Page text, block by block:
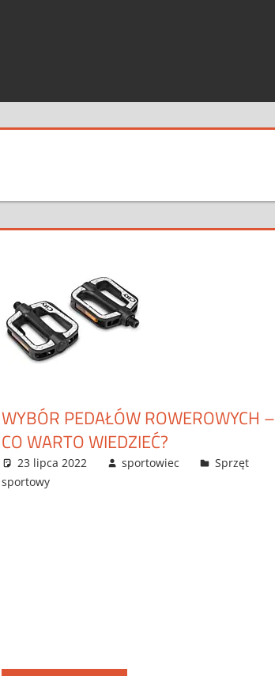
WYBÓR PEDAŁÓW ROWEROWYCH –
CO WARTO WIEDZIEĆ?
23 lipca 2022 sportowiec
Sprzęt
sportowy